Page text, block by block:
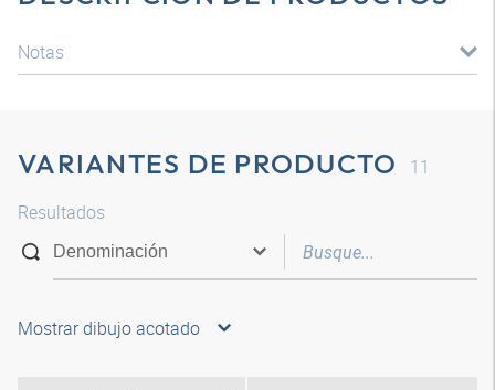
Notas
VARIANTES DE PRODUCTO
11
Resultados
Mostrar dibujo acotado